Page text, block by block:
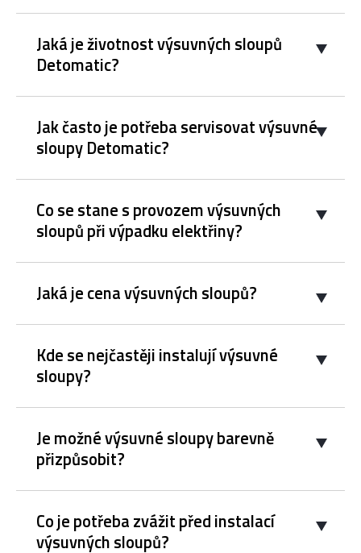
Jaká je životnost výsuvných sloupů
Detomatic?
Jak často je potřeba servisovat výsuvné
sloupy Detomatic?
Co se stane s provozem výsuvných
sloupů při výpadku elektřiny?
Jaká je cena výsuvných sloupů?
Kde se nejčastěji instalují výsuvné
sloupy?
Je možné výsuvné sloupy barevně
přizpůsobit?
Co je potřeba zvážit před instalací
výsuvných sloupů?